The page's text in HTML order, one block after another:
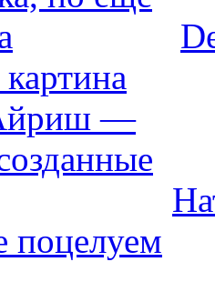
поцелуем